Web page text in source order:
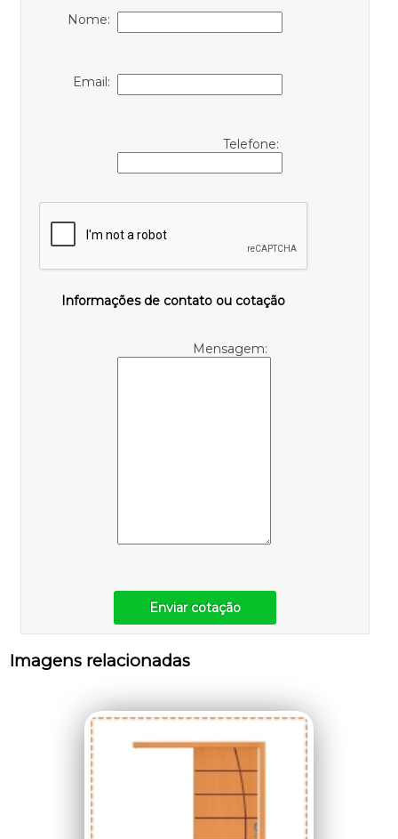
Nome:
Email:
Telefone:
Informações de contato ou cotação
Mensagem:
Enviar cotação
Imagens relacionadas